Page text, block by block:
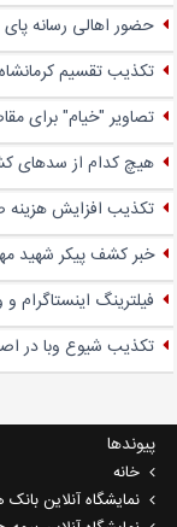
حضور اهالی رسانه پای
تکذیب تقسیم کرمانشاه به ۲
تصاویر "خیام" برای
هیچ کدام از سدهای
تکذیب افزایش هزینه
خبر کشف پیکر شهید
فیلترینگ اینستاگرام
تکذیب شیوع وبا در
پیوندها
خانه
نمایشگاه آنلاین بانک ها